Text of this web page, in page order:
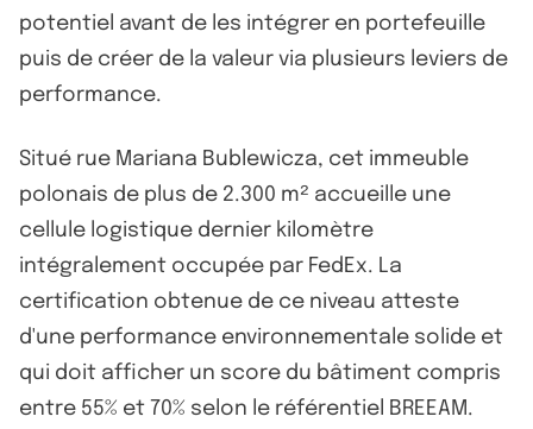
potentiel avant de les intégrer en portefeuille
puis de créer de la valeur via plusieurs leviers de
performance.
Situé rue Mariana Bublewicza, cet immeuble
polonais de plus de 2.300 m² accueille une
cellule logistique dernier kilomètre
intégralement occupée par FedEx. La
certification obtenue de ce niveau atteste
d'une performance environnementale solide et
qui doit afficher un score du bâtiment compris
entre 55% et 70% selon le référentiel BREEAM.